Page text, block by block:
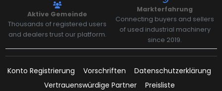
Aktive Gemeinde
Thousands of registered users
and dealers trust our platform.
Markterfahrung
Connecting buyers and sellers
of used industrial machinery
since 2019.
Konto Registrierung Vorschriften
Datenschutzerklärung
Vertrauenswürdige Partner
Preisliste